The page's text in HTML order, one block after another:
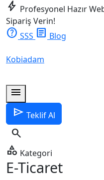
bolt Profesyonel Hazır
Sipariş Verin!
help SSS article Blog
Kobiadam
menu
send Teklif Al
search
category Kategori
E-Ticaret